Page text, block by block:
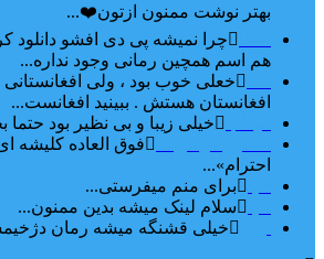
بهتر نوشت ممنون ازتون❤️...
چرا نمیشه پی دی افشو دانلود
هم اسم همچین رمانی وجود نداره...
خعلی خوب بود ، ولی
افغانستان هستش . ببینید افغانست...
خیلی زیبا و بی نظیر بود حتما
فوق العاده کلیشه
احترام»...
برای منم میفرستی...
سلام لینک میشه بدین ممنون...
خیلی قشنگه میشه رمان